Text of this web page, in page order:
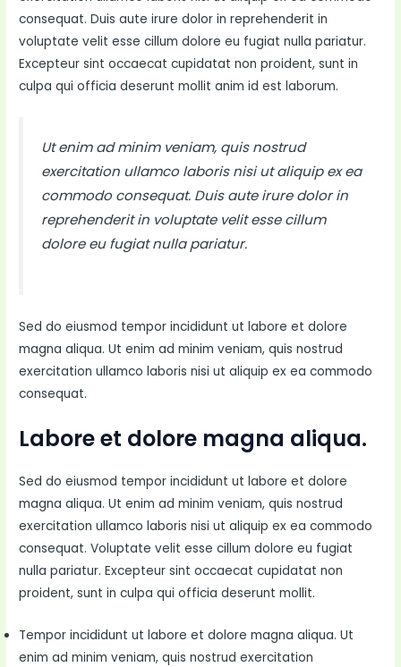
consequat. Duis aute irure dolor in reprehenderit in
voluptate velit esse cillum dolore eu fugiat nulla pariatur.
Excepteur sint occaecat cupidatat non proident, sunt in
culpa qui officia deserunt mollit anim id est laborum.
Ut enim ad minim veniam, quis nostrud
exercitation ullamco laboris nisi ut aliquip ex ea
commodo consequat. Duis aute irure dolor in
reprehenderit in voluptate velit esse cillum
dolore eu fugiat nulla pariatur.
Sed do eiusmod tempor incididunt ut labore et dolore
magna aliqua. Ut enim ad minim veniam, quis nostrud
exercitation ullamco laboris nisi ut aliquip ex ea commodo
consequat.
Labore et dolore magna aliqua.
Sed do eiusmod tempor incididunt ut labore et dolore
magna aliqua. Ut enim ad minim veniam, quis nostrud
exercitation ullamco laboris nisi ut aliquip ex ea commodo
consequat. Voluptate velit esse cillum dolore eu fugiat
nulla pariatur. Excepteur sint occaecat cupidatat non
proident, sunt in culpa qui officia deserunt mollit.
Tempor incididunt ut labore et dolore magna aliqua. Ut
enim ad minim veniam, quis nostrud exercitation